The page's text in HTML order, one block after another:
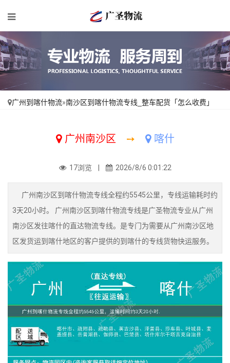
广州到喀什物流»南沙区到喀什物流专线_整车配货「怎么收费」
广州南沙区 ➙ 喀什
17浏览 | 2026/8/6 0:01:22
广州南沙区到喀什物流专线全程约5545公里，专线运输耗时约
3天20小时。 广州南沙区到喀什物流专线是广圣物流专业从广州
南沙区发往喀什的直达物流专线。是专门为需要从广州南沙区地
区发货运到喀什地区的客户提供的到喀什的专线货物快运服务。